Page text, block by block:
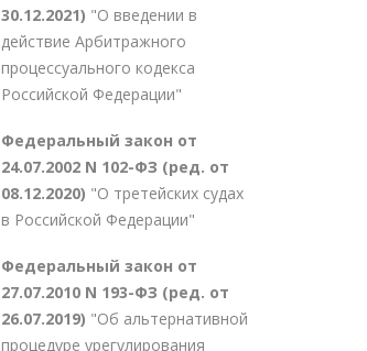
30.12.2021) "О введении в
действие Арбитражного
процессуального кодекса
Российской Федерации"
Федеральный закон от
24.07.2002 N 102-ФЗ (ред. от
08.12.2020) "О третейских судах
в Российской Федерации"
Федеральный закон от
27.07.2010 N 193-ФЗ (ред. от
26.07.2019) "Об альтернативной
процедуре урегулирования